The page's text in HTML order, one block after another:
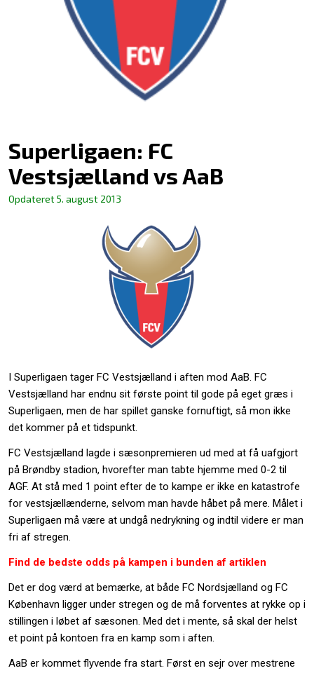
Superligaen: FC
Vestsjælland vs AaB
Opdateret5. august 2013
I Superligaen tager FC Vestsjælland i aften mod AaB. FC
Vestsjælland har endnu sit første point til gode på eget græs i
Superligaen, men de har spillet ganske fornuftigt, så mon ikke
det kommer på et tidspunkt.
FC Vestsjælland lagde i sæsonpremieren ud med at få uafgjort
på Brøndby stadion, hvorefter man tabte hjemme med 0-2 til
AGF. At stå med 1 point efter de to kampe er ikke en katastrofe
for vestsjællænderne, selvom man havde håbet på mere. Målet i
Superligaen må være at undgå nedrykning og indtil videre er man
fri af stregen.
Find de bedste odds på kampen i bunden af artiklen
Det er dog værd at bemærke, at både FC Nordsjælland og FC
København ligger under stregen og de må forventes at rykke op i
stillingen i løbet af sæsonen. Med det i mente, så skal der helst
et point på kontoen fra en kamp som i aften.
AaB er kommet flyvende fra start. Først en sejr over mestrene